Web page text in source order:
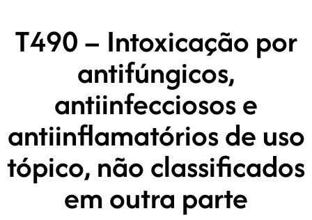
T490 – Intoxicação por
antifúngicos,
antiinfecciosos e
antiinflamatórios de uso
tópico, não classificados
em outra parte